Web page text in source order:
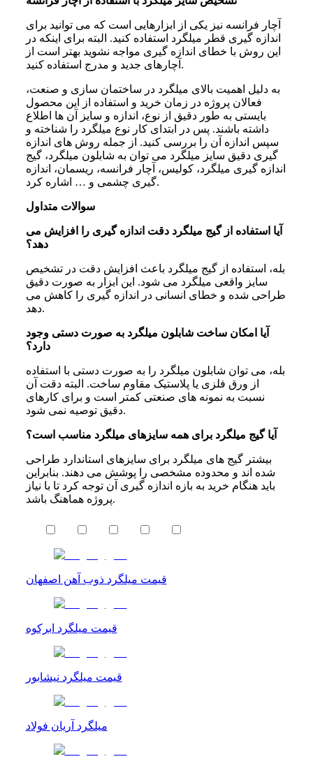
آچار فرانسه نیز یکی از ابزارهایی است که می توانید برای
اندازه گیری قطر میلگرد استفاده کنید. البته برای اینکه در
این روش با خطای اندازه گیری مواجه نشوید بهتر است از
آچارهای جدید و مدرج استفاده کنید.
به دلیل اهمیت بالای میلگرد در ساختمان سازی و صنعت،
فعالان پروژه در زمان خرید و استفاده از این محصول
بایستی به طور دقیق از نوع، اندازه و سایز آن ها اطلاع
داشته باشند. پس در ابتدای کار نوع میلگرد را شناخته و
سپس اندازه آن را بررسی کنید. از جمله روش های اندازه
گیری دقیق سایز میلگرد می توان به شابلون میلگرد، گیج
اندازه گیری میلگرد، کولیس، آچار فرانسه، ریسمان، اندازه
گیری چشمی و … اشاره کرد.
سوالات متداول
آیا استفاده از گیج میلگرد دقت اندازه گیری را افزایش می
دهد؟
بله، استفاده از گیج میلگرد باعث افزایش دقت در تشخیص
سایز واقعی میلگرد می شود. این ابزار به صورت دقیق
طراحی شده و خطای انسانی در اندازه گیری را کاهش می
دهد.
آیا امکان ساخت شابلون میلگرد به صورت دستی وجود
دارد؟
بله، می توان شابلون میلگرد را به صورت دستی با استفاده
از ورق فلزی یا پلاستیک مقاوم ساخت. البته دقت آن
نسبت به نمونه های صنعتی کمتر است و برای کارهای
دقیق توصیه نمی شود.
آیا گیج میلگرد برای همه سایزهای میلگرد مناسب است؟
بیشتر گیج های میلگرد برای سایزهای استاندارد طراحی
شده اند و محدوده مشخصی را پوشش می دهند. بنابراین
باید هنگام خرید به بازه اندازه گیری آن توجه کرد تا با نیاز
پروژه هماهنگ باشد.
قیمت میلگرد ذوب آهن اصفهان
قیمت میلگرد ابرکوه
قیمت میلگرد نیشابور
میلگرد آریان فولاد